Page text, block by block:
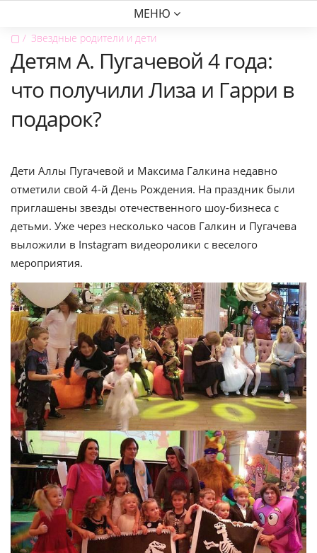
МЕНЮ
▢ Звездные родители и дети
Детям А. Пугачевой 4 года:
что получили Лиза и Гарри в
подарок?
Дети Аллы Пугачевой и Максима Галкина недавно
отметили свой 4-й День Рождения. На праздник были
приглашены звезды отечественного шоу-бизнеса с
детьми. Уже через несколько часов Галкин и Пугачева
выложили в Instagram видеоролики с веселого
мероприятия.